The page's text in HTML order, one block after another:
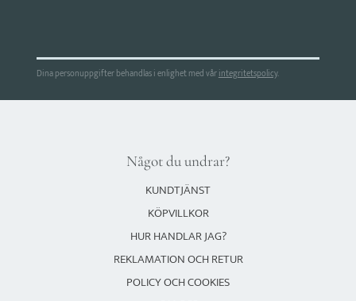
Dina personuppgifter behandlas i enlighet med vårintegritetspolicy.
Något du undrar?
KUNDTJÄNST
KÖPVILLKOR
HUR HANDLAR JAG?
REKLAMATION OCH RETUR
POLICY OCH COOKIES